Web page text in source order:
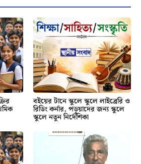
বইয়ের টানে স্কুলে স্কুলে লাইব্রেরি ও
রিডিং কর্নার, পড়ুয়াদের জন্য স্কুলে
স্কুলে নতুন নির্দেশিকা